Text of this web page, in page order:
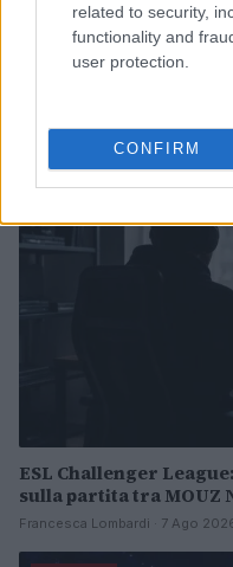
related to security,
functionality and
user protection.
CONFIRM
Continua a
ESL Challenger
sulla partita tra MOUZ
Francesca Lombardi · 7 Ago